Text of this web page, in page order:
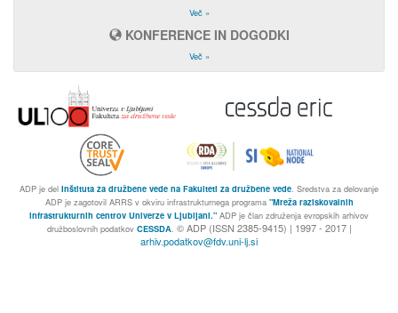
Več »
KONFERENCE IN DOGODKI
Več »
ADP je del Inštituta za družbene vede na Fakulteti za družbene vede . Sredstva za delovanje
ADP je zagotovil ARRS v okviru infrastrukturnega programa "Mreža raziskovalnih
infrastrukturnih centrov Univerze v Ljubljani." ADP je član združenja evropskih arhivov
družboslovnih podatkov CESSDA © ADP (ISSN 2385-9415) | 1997 - 2017 |
arhiv.podatkov@fdv.uni-lj.si